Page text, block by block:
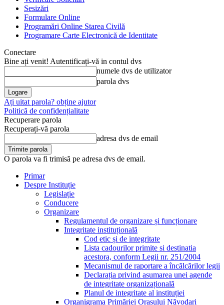
Sesizări
Formulare Online
Programări Online Starea Civilă
Programare Carte Electronică de Identitate
Conectare
Bine ați venit! Autentificați-vă in contul dvs
numele dvs de utilizator
parola dvs
Ați uitat parola? obține ajutor
Politică de confidențialitate
Recuperare parola
Recuperați-vă parola
adresa dvs de email
O parola va fi trimisă pe adresa dvs de email.
Primar
Despre Instituție
Legislație
Conducere
Organizare
Regulamentul de organizare și funcționare
Integritate instituțională
Cod etic și de integritate
Lista cadourilor primite si destinatia
acestora, conform Legii nr. 251/2004
Mecanismul de raportare a încălcărilor legii
Declarația privind asumarea unei agende
de integritate organizațională
Planul de integritate al instituției
Organigrama Primăriei Orașului Năvodari